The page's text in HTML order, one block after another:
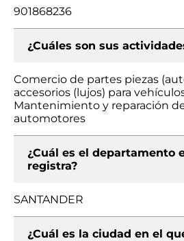
901868236
¿Cuáles son sus
Comercio de partes piezas
accesorios (lujos) para
Mantenimiento y reparación
automotores
¿Cuál es el departamento
registra?
SANTANDER
¿Cuál es la ciudad en el